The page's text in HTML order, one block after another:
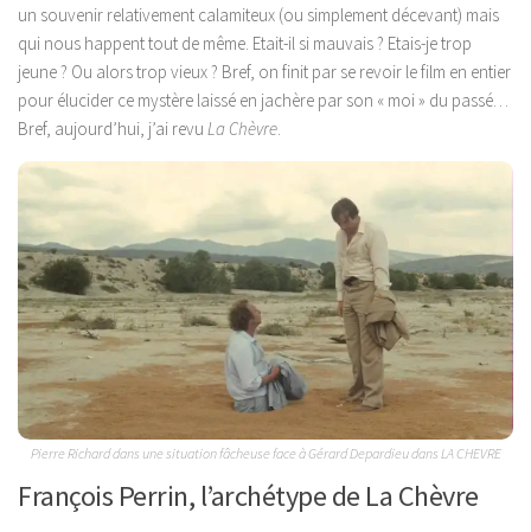
un souvenir relativement calamiteux (ou simplement décevant) mais
qui nous happent tout de même. Etait-il si mauvais ? Etais-je trop
jeune ? Ou alors trop vieux ? Bref, on finit par se revoir le film en entier
pour élucider ce mystère laissé en jachère par son « moi » du passé…
Bref, aujourd’hui, j’ai revu La Chèvre.
Pierre Richard dans une situation fâcheuse face à Gérard Depardieu dans LA CHEVRE
François Perrin, l’archétype de La Chèvre